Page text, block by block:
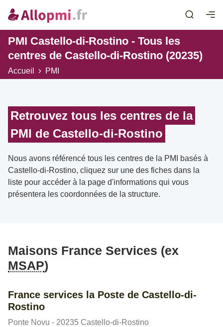
PMI Castello-di-Rostino - Tous les
centres de Castello-di-Rostino (20235)
Accueil PMI
Retrouvez tous les centres de la
PMI de Castello-di-Rostino
Nous avons référencé tous les centres de la PMI basés à
Castello-di-Rostino, cliquez sur une des fiches dans la
liste pour accéder à la page d'informations qui vous
présentera les coordonnées de la structure.
Maisons France Services (ex
MSAP)
France services la Poste de Castello-di-
Rostino
Ponte Novu - 20235 Castello-di-Rostino